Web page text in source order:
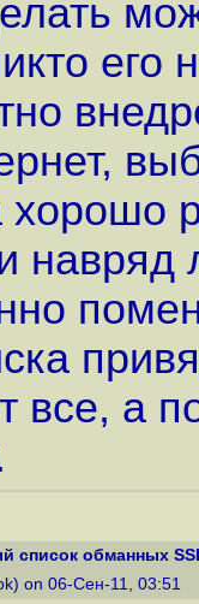
его
хорошо
навряд
все, а
список обманных
on 06-Сен-11, 03:51